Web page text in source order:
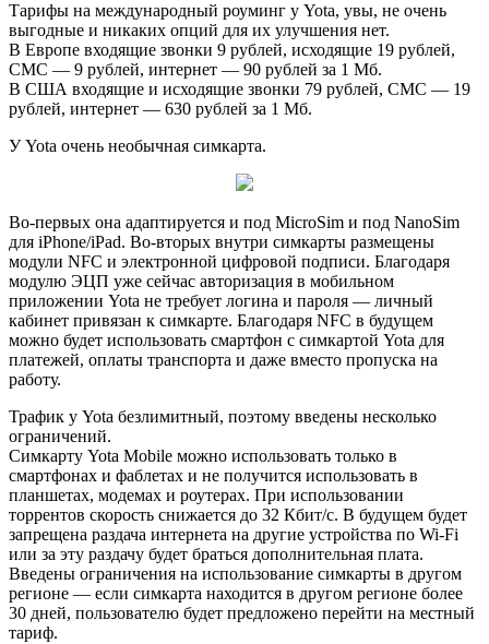
Тарифы на международный роуминг у Yota, увы, не очень
выгодные и никаких опций для их улучшения нет.
В Европе входящие звонки 9 рублей, исходящие 19 рублей,
СМС — 9 рублей, интернет — 90 рублей за 1 Мб.
В США входящие и исходящие звонки 79 рублей, СМС — 19
рублей, интернет — 630 рублей за 1 Мб.
У Yota очень необычная симкарта.
Во-первых она адаптируется и под MicroSim и под NanoSim
для iPhone/iPad. Во-вторых внутри симкарты размещены
модули NFC и электронной цифровой подписи. Благодаря
модулю ЭЦП уже сейчас авторизация в мобильном
приложении Yota не требует логина и пароля — личный
кабинет привязан к симкарте. Благодаря NFC в будущем
можно будет использовать смартфон с симкартой Yota для
платежей, оплаты транспорта и даже вместо пропуска на
работу.
Трафик у Yota безлимитный, поэтому введены несколько
ограничений.
Симкарту Yota Mobile можно использовать только в
смартфонах и фаблетах и не получится использовать в
планшетах, модемах и роутерах. При использовании
торрентов скорость снижается до 32 Кбит/с. В будущем будет
запрещена раздача интернета на другие устройства по Wi-Fi
или за эту раздачу будет браться дополнительная плата.
Введены ограничения на использование симкарты в другом
регионе — если симкарта находится в другом регионе более
30 дней, пользователю будет предложено перейти на местный
тариф.